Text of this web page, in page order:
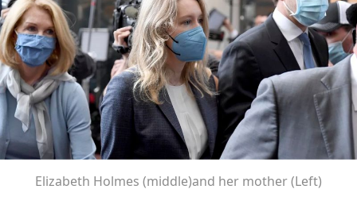
Elizabeth Holmes (middle)and her mother (Left)